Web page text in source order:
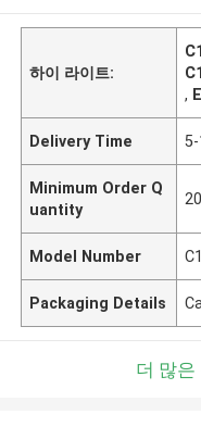
하이 라이트:
,
Delivery Time
Minimum Order Q
uantity
Model Number
Packaging Details
더 많은